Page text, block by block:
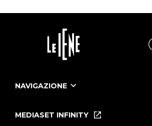
NAVIGAZIONE
Le Iene Presentano Inside
MEDIASET INFINITY